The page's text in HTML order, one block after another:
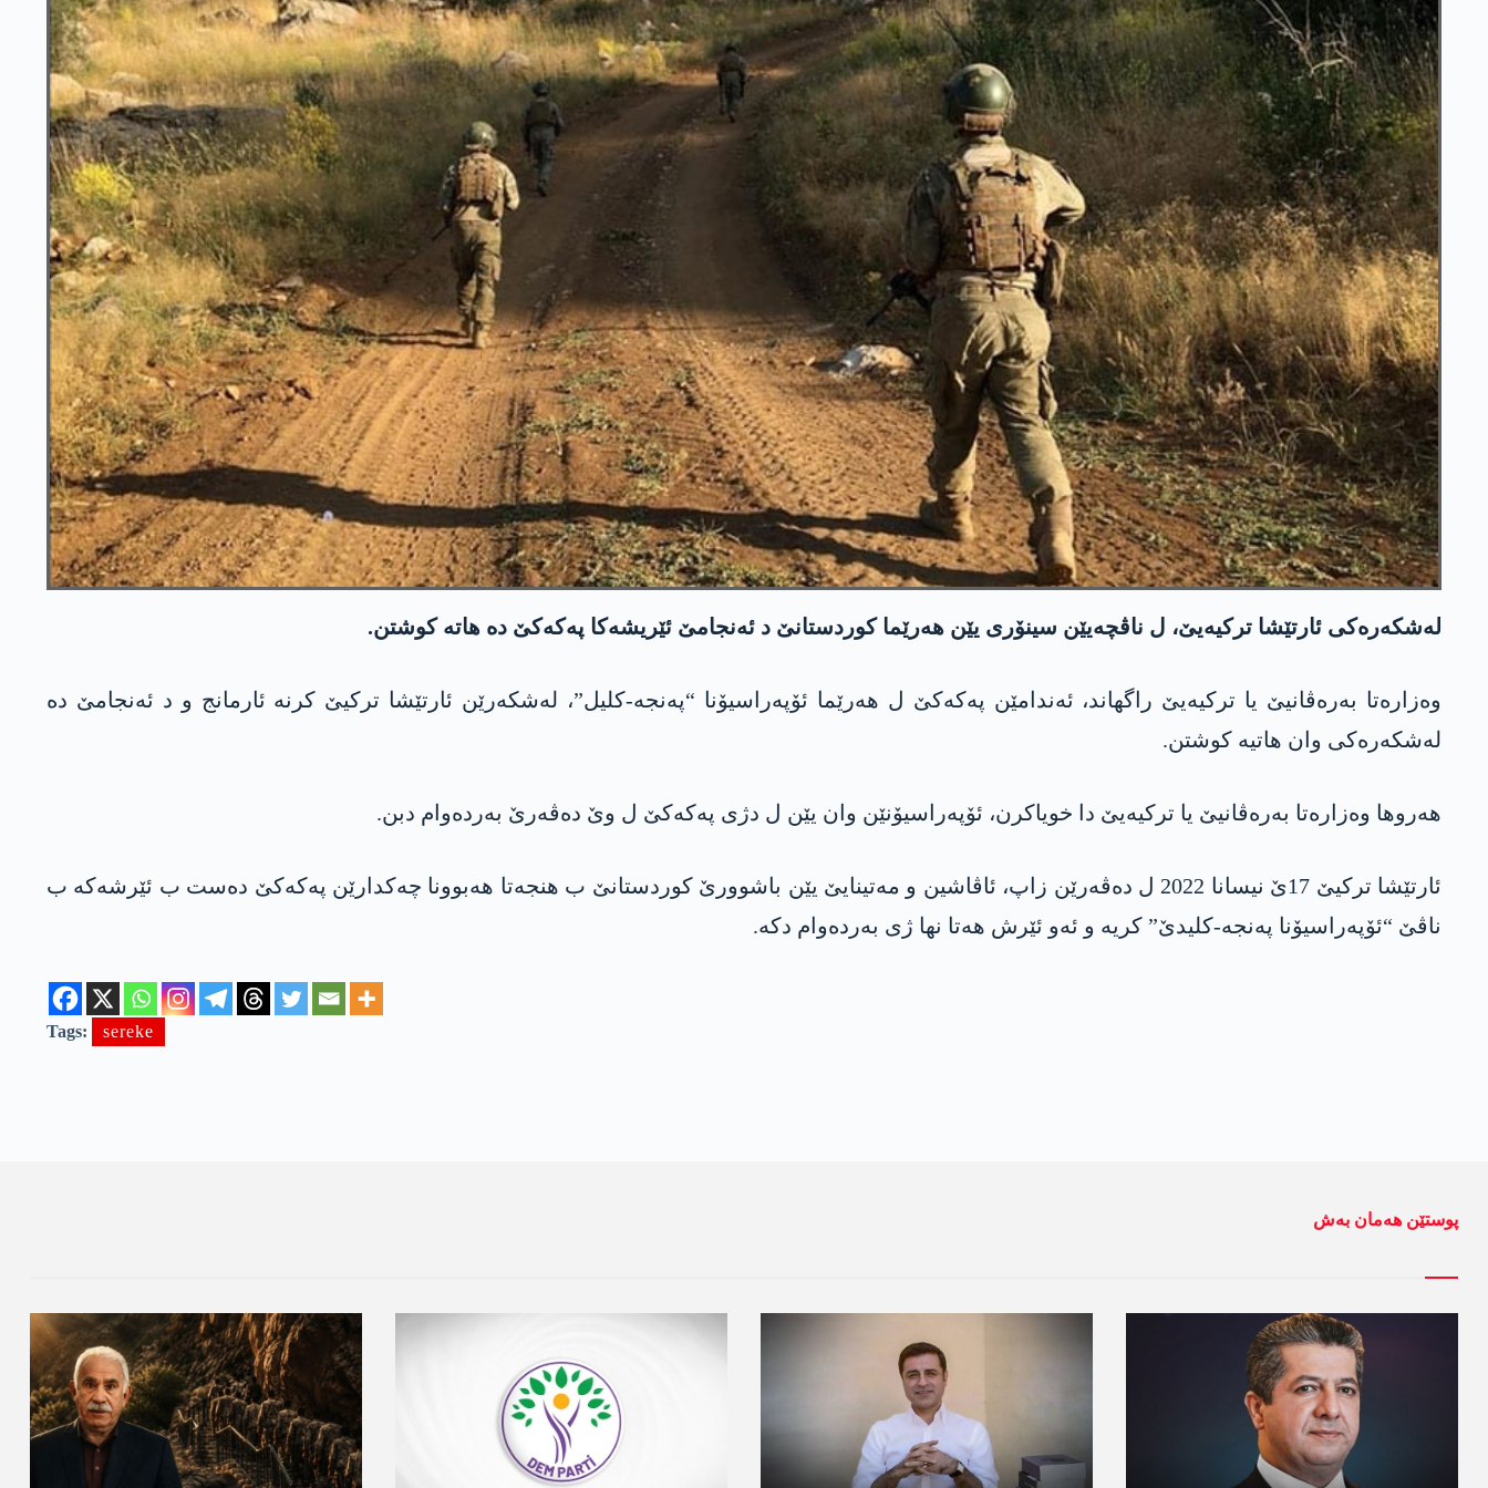
لەشکەرەکی ئارتێشا ترکیەیێ، ل ناڤچەیێن سینۆری یێن ھەرێما کوردستانێ د ئەنجامێ ئێریشەکا پەکەکێ دە ھاتە کوشتن.
وەزارەتا بەرەڤانیێ یا ترکیەیێ راگھاند، ئەندامێن پەکەکێ ل ھەرێما ئۆپەراسیۆنا “پەنجە-کلیل”، لەشکەرێن ئارتێشا ترکیێ کرنە ئارمانج و د ئەنجامێ دە
لەشکەرەکی وان ھاتیە کوشتن.
ھەروھا وەزارەتا بەرەڤانیێ یا ترکیەیێ دا خویاکرن، ئۆپەراسیۆنێن وان یێن ل دژی پەکەکێ ل وێ دەڤەرێ بەردەوام دبن.
ئارتێشا ترکیێ 17ێ نیسانا 2022 ل دەڤەرێن زاپ، ئاڤاشین و مەتینایێ یێن باشوورێ کوردستانێ ب ھنجەتا ھەبوونا چەکدارێن پەکەکێ دەست ب ئێرشەکە ب
ناڤێ “ئۆپەراسیۆنا پەنجە-کلیدێ” کریە و ئەو ئێرش ھەتا نھا ژی بەردەوام دکە.
Tags: sereke
پوستێن ھەمان بەش